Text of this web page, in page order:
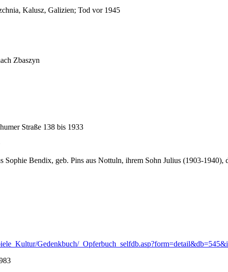
Kalusz, Galizien; Tod vor 1945
Zbaszyn
Straße 138 bis 1933
Bendix, geb. Pins aus Nottuln, ihrem Sohn Julius (1903-1940),
Gedenkbuch/